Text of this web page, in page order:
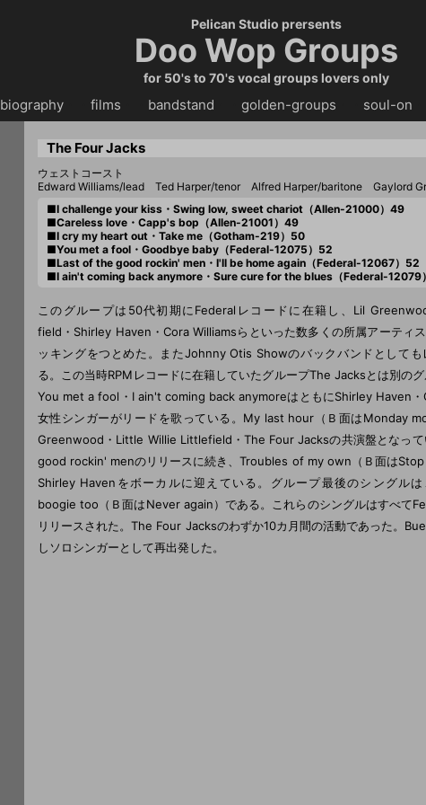
Pelican Studio prersents
Doo Wop Groups
for 50's to 70's vocal groups lovers only
biography・・ films bandstand golden-groups soul-on
The Four Jacks
ウェストコースト
Edward Williams/lead Ted Harper/tenor Alfred Harper/baritone Gaylord
■I challenge your kiss・Swing low, sweet chariot（Allen-21000）49
■Careless love・Capp's bop（Allen-21001）49
■I cry my heart out・Take me（Gotham-219）50
■You met a fool・Goodbye baby（Federal-12075）52
■Last of the good rockin' men・I'll be home again（Federal-12067）52
■I ain't coming back anymore・Sure cure for the blues（Federal-12079
このグループは50代初期にFederalレコードに在籍し、Lil
field・Shirley Haven・Cora Williamsらといった数多くの所属アーティ
ッキングをつとめた。またJohnny Otis Showのバックバンドとして
る。この当時RPMレコードに在籍していたグループThe Jacksとは別の
You met a fool・I ain't coming back anymoreはともにShirley Haven・
女性シンガーがリードを歌っている。My last hour（Ｂ面はMonday
Greenwood・Little Willie Littlefield・The Four Jacksの共演盤となっ
good rockin' menのリリースに続き、Troubles of my own（Ｂ面は
Shirley Havenをボーカルに迎えている。グループ最後のシングル
boogie too（Ｂ面はNever again）である。これらのシングルはすべて
リリースされた。The Four Jacksのわずか10カ月間の活動であった。
しソロシンガーとして再出発した。